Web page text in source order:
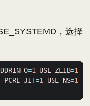
，选择
=1 USE_ZLIB=1
=1 USE_NS=1